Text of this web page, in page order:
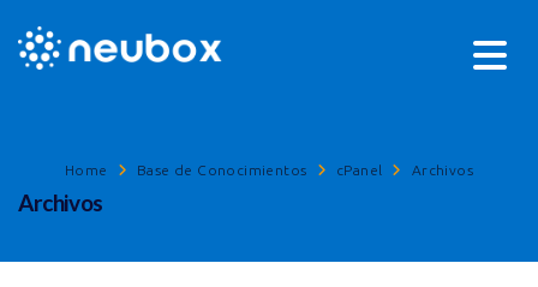
Home Base de Conocimientos cPanel Archivos
Archivos